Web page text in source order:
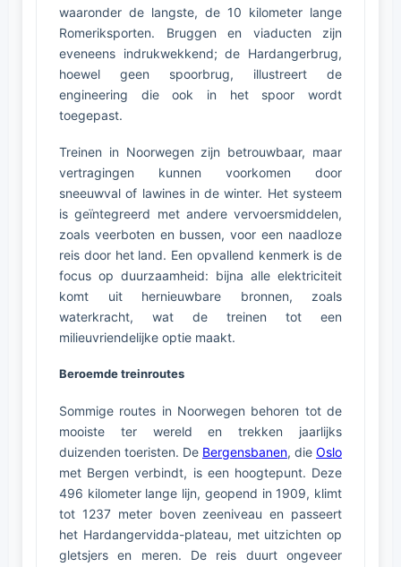
waaronder de langste, de 10 kilometer lange
Romeriksporten. Bruggen en viaducten zijn
eveneens indrukwekkend; de Hardangerbrug,
hoewel geen spoorbrug, illustreert de
engineering die ook in het spoor wordt
toegepast.
Treinen in Noorwegen zijn betrouwbaar, maar
vertragingen kunnen voorkomen door
sneeuwval of lawines in de winter. Het systeem
is geïntegreerd met andere vervoersmiddelen,
zoals veerboten en bussen, voor een naadloze
reis door het land. Een opvallend kenmerk is de
focus op duurzaamheid: bijna alle elektriciteit
komt uit hernieuwbare bronnen, zoals
waterkracht, wat de treinen tot een
milieuvriendelijke optie maakt.
Beroemde treinroutes
Sommige routes in Noorwegen behoren tot de
mooiste ter wereld en trekken jaarlijks
duizenden toeristen. De Bergensbanen, die Oslo
met Bergen verbindt, is een hoogtepunt. Deze
496 kilometer lange lijn, geopend in 1909, klimt
tot 1237 meter boven zeeniveau en passeert
het Hardangervidda-plateau, met uitzichten op
gletsjers en meren. De reis duurt ongeveer